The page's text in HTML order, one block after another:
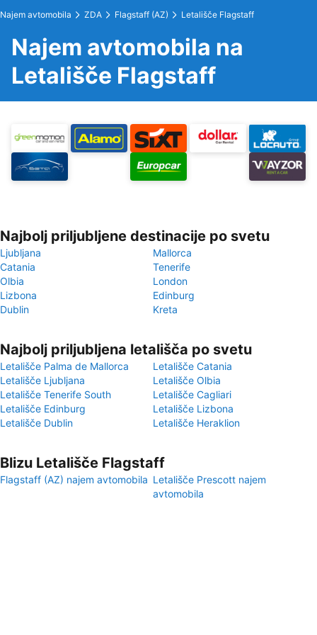
Najem avtomobila ZDA Flagstaff (AZ) Letališče Flagstaff
Najem avtomobila na
Letališče Flagstaff
Najbolj priljubljene destinacije po svetu
Ljubljana
Mallorca
Catania
Tenerife
Olbia
London
Lizbona
Edinburg
Dublin
Kreta
Najbolj priljubljena letališča po svetu
Letališče Palma de Mallorca
Letališče Catania
Letališče Ljubljana
Letališče Olbia
Letališče Tenerife South
Letališče Cagliari
Letališče Edinburg
Letališče Lizbona
Letališče Dublin
Letališče Heraklion
Blizu Letališče Flagstaff
Flagstaff (AZ) najem avtomobila Letališče Prescott najem
avtomobila